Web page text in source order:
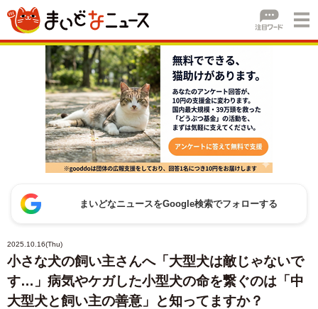
まいどなニュースをGoogle検索でフォローする
2025.10.16(Thu)
小さな犬の飼い主さんへ「大型犬は敵じゃないで
す…」病気やケガした小型犬の命を繋ぐのは「中
大型犬と飼い主の善意」と知ってますか？